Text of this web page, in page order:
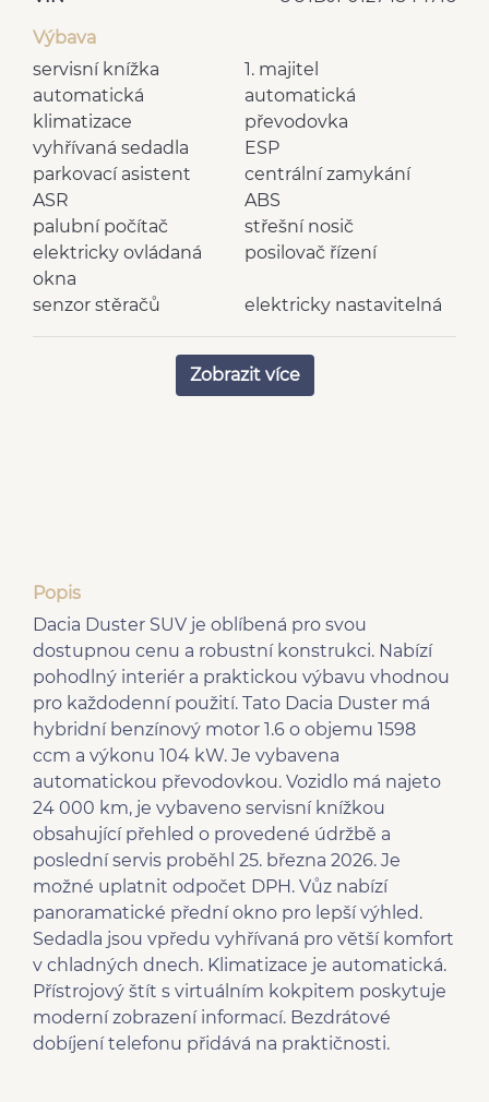
Výbava
1. majitel
servisní knížka
automatická
převodovka
automatická
klimatizace
ESP
vyhřívaná sedadla
centrální zamykání
parkovací asistent
ABS
ASR
střešní nosič
palubní počítač
posilovač řízení
elektricky ovládaná
okna
elektricky nastavitelná
senzor stěračů
senzor tlaku v
pneumatikách
el. sklopná zrcátka
Zobrazit více
Popis
Dacia Duster SUV je oblíbená pro svou
dostupnou cenu a robustní konstrukci. Nabízí
pohodlný interiér a praktickou výbavu vhodnou
pro každodenní použití. Tato Dacia Duster má
hybridní benzínový motor 1.6 o objemu 1598
ccm a výkonu 104 kW. Je vybavena
automatickou převodovkou. Vozidlo má najeto
24 000 km, je vybaveno servisní knížkou
obsahující přehled o provedené údržbě a
poslední servis proběhl 25. března 2026. Je
možné uplatnit odpočet DPH. Vůz nabízí
panoramatické přední okno pro lepší výhled.
Sedadla jsou vpředu vyhřívaná pro větší komfort
v chladných dnech. Klimatizace je automatická.
Přístrojový štít s virtuálním kokpitem poskytuje
moderní zobrazení informací. Bezdrátové
dobíjení telefonu přidává na praktičnosti.